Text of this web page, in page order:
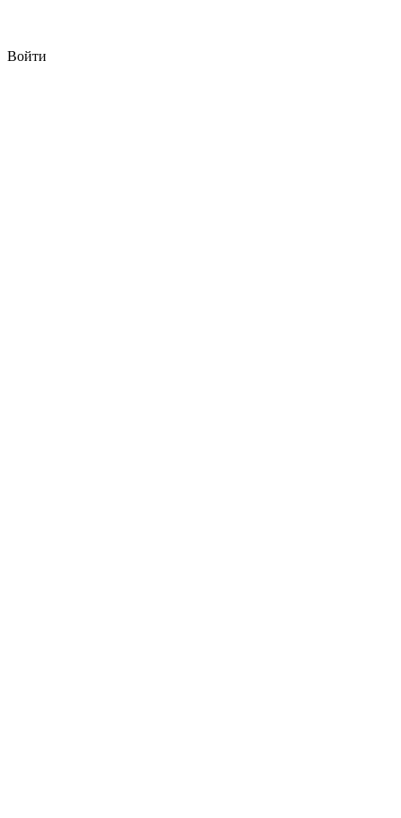
Войти